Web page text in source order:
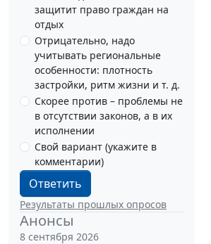
защитит право граждан на
отдых
Отрицательно, надо
учитывать региональные
особенности: плотность
застройки, ритм жизни и т. д.
Скорее против – проблемы не
в отсутствии законов, а в их
исполнении
Свой вариант (укажите в
комментарии)
Ответить
Результаты прошлых опросов
Анонсы
8 сентября 2026